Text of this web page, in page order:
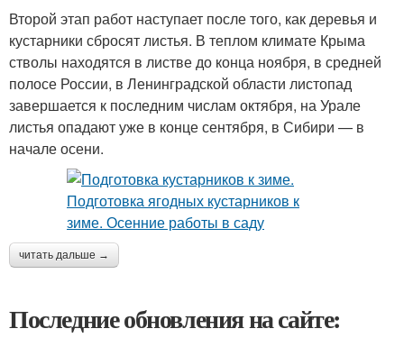
Второй этап работ наступает после того, как деревья и
кустарники сбросят листья. В теплом климате Крыма
стволы находятся в листве до конца ноября, в средней
полосе России, в Ленинградской области листопад
завершается к последним числам октября, на Урале
листья опадают уже в конце сентября, в Сибири — в
начале осени.
читать дальше →
Последние обновления на сайте: